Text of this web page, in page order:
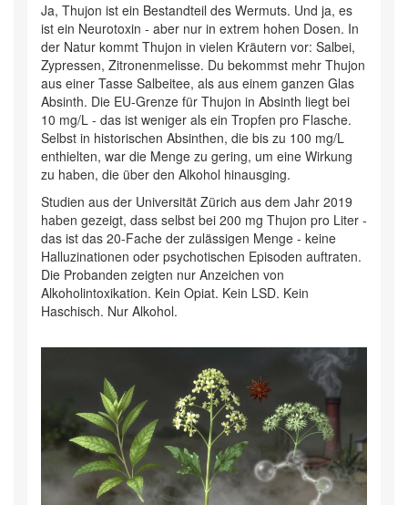
Ja, Thujon ist ein Bestandteil des Wermuts. Und ja, es
ist ein Neurotoxin - aber nur in extrem hohen Dosen. In
der Natur kommt Thujon in vielen Kräutern vor: Salbei,
Zypressen, Zitronenmelisse. Du bekommst mehr Thujon
aus einer Tasse Salbeitee, als aus einem ganzen Glas
Absinth. Die EU-Grenze für Thujon in Absinth liegt bei
10 mg/L - das ist weniger als ein Tropfen pro Flasche.
Selbst in historischen Absinthen, die bis zu 100 mg/L
enthielten, war die Menge zu gering, um eine Wirkung
zu haben, die über den Alkohol hinausging.
Studien aus der Universität Zürich aus dem Jahr 2019
haben gezeigt, dass selbst bei 200 mg Thujon pro Liter -
das ist das 20-Fache der zulässigen Menge - keine
Halluzinationen oder psychotischen Episoden auftraten.
Die Probanden zeigten nur Anzeichen von
Alkoholintoxikation. Kein Opiat. Kein LSD. Kein
Haschisch. Nur Alkohol.